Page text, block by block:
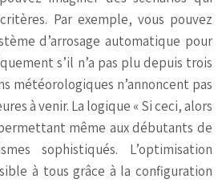
Par exemple, vous pouvez
d’arrosage automatique pour
s’il n’a pas plu depuis trois
météorologiques n’annoncent pas
à venir. La logique « Si ceci, alors
même aux débutants de
sophistiqués. L’optimisation
à tous grâce à la configuration